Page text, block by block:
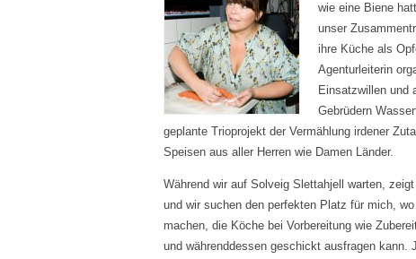
wie eine Biene
unser
ihre Küche als
Agenturleiterin
Einsatzwillen und
Gebrüdern
geplante Trioprojekt der Vermählung irdener
Speisen aus aller Herren wie Damen Länder.
Während wir auf Solveig Slettahjell warten,
und wir suchen den perfekten Platz für mich,
machen, die Köche bei Vorbereitung wie
und währenddessen geschickt ausfragen kann.